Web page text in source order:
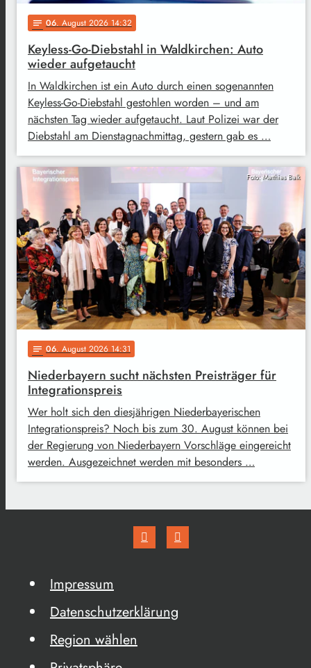
notes 06. August 2026 14:32
Keyless-Go-Diebstahl in Waldkirchen: Auto
wieder aufgetaucht
In Waldkirchen ist ein Auto durch einen sogenannten
Keyless-Go-Diebstahl gestohlen worden – und am
nächsten Tag wieder aufgetaucht. Laut Polizei war der
Diebstahl am Dienstagnachmittag, gestern gab es …
Foto: Matthias Balk
notes 06. August 2026 14:31
Niederbayern sucht nächsten Preisträger für
Integrationspreis
Wer holt sich den diesjährigen Niederbayerischen
Integrationspreis? Noch bis zum 30. August können bei
der Regierung von Niederbayern Vorschläge eingereicht
werden. Ausgezeichnet werden mit besonders …
Impressum
Datenschutzerklärung
Region wählen